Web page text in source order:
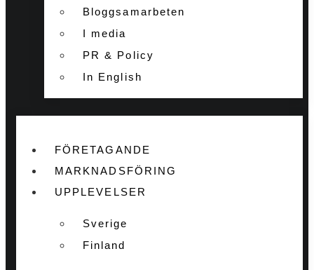
Bloggsamarbeten
I media
PR & Policy
In English
FÖRETAGANDE
MARKNADSFÖRING
UPPLEVELSER
Sverige
Finland